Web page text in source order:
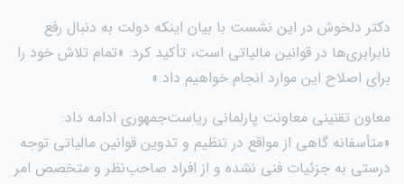
دکتر دلخوش در این نشست با بیان اینکه دولت به دنبال رفع
نابرابری‌ها در قوانین مالیاتی است، تأکید کرد: «تمام تلاش خود را
برای اصلاح این موارد انجام خواهیم داد.»
معاون تقنینی معاونت پارلمانی ریاست‌جمهوری ادامه داد:
«متأسفانه گاهی از مواقع در تنظیم و تدوین قوانین مالیاتی توجه
درستی به جزئیات فنی نشده و از افراد صاحب‌نظر و متخصص امر